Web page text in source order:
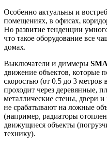
Особенно актуальны и
помещениях, в офисах,
Но развитие тенденции
что такое оборудование все
домах.
Выключатели и диммеры
движение объектов, которые
скоростью (от 0.5 до 3 метров
проходит через деревянные,
металлические стены, двери
не срабатывают на ложные
(например, радиаторы
движущиеся объекты
технику).